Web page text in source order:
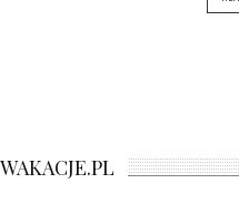
WAKACJE.PL